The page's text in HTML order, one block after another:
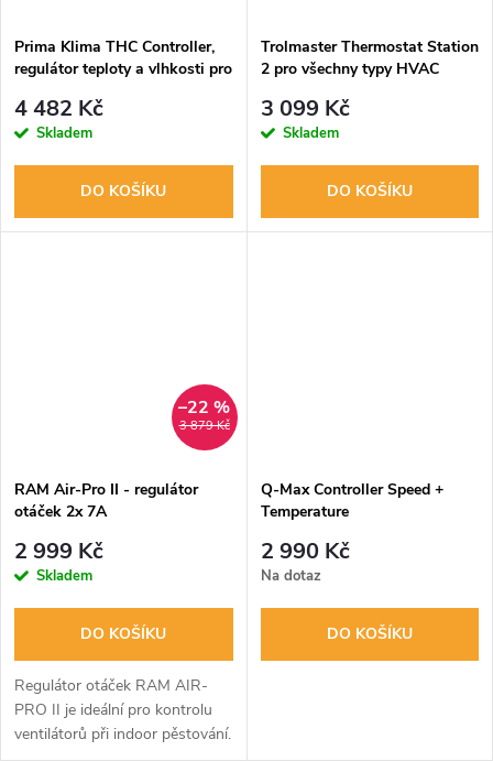
Prima Klima THC Controller,
regulátor teploty a vlhkosti pro
konektorem
4 482 Kč
Skladem
DO KOŠÍKU
Trolmaster Thermostat Station
2 pro všechny typy HVAC
2)
3 099 Kč
Skladem
DO KOŠÍKU
3 879 Kč
–22 %
RAM Air-Pro II - regulátor
otáček 2x 7A
2 999 Kč
Skladem
DO KOŠÍKU
Regulátor otáček RAM AIR-
PRO II je ideální pro kontrolu
ventilátorů při indoor pěstování.
Q-Max Controller Speed +
Temperature
2 990 Kč
Na dotaz
DO KOŠÍKU